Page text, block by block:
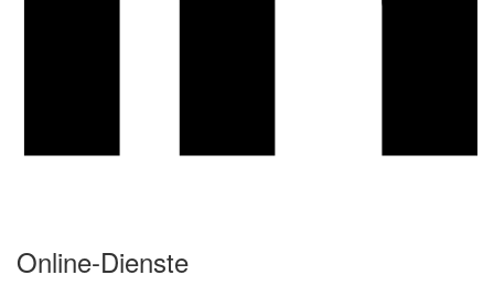
Online-Dienste